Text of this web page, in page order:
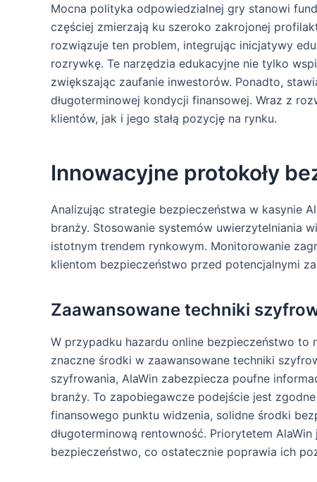
Mocna polityka odpowiedzialnej gry stanowi
częściej zmierzają ku szeroko zakrojonej
rozwiązuje ten problem, integrując inicjatywy
rozrywkę. Te narzędzia edukacyjne nie tylko
zwiększając zaufanie inwestorów. Ponadto,
długoterminowej kondycji finansowej. Wraz z
klientów, jak i jego stałą pozycję na rynku.
Innowacyjne protokoły
Analizując strategie bezpieczeństwa w kasynie
branży. Stosowanie systemów uwierzytelniania
istotnym trendem rynkowym. Monitorowanie
klientom bezpieczeństwo przed potencjalnymi
Zaawansowane techniki
W przypadku hazardu online bezpieczeństwo to
znaczne środki w zaawansowane techniki
szyfrowania, AlaWin zabezpiecza poufne
branży. To zapobiegawcze podejście jest
finansowego punktu widzenia, solidne środki
długoterminową rentowność. Priorytetem
bezpieczeństwo, co ostatecznie poprawia ich